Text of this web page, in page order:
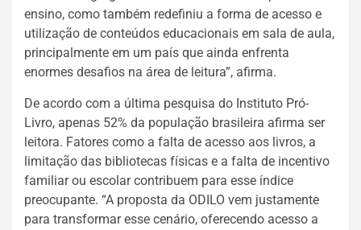
ensino, como também redefiniu a forma de acesso e
utilização de conteúdos educacionais em sala de aula,
principalmente em um país que ainda enfrenta
enormes desafios na área de leitura”, afirma.
De acordo com a última pesquisa do Instituto Pró-
Livro, apenas 52% da população brasileira afirma ser
leitora. Fatores como a falta de acesso aos livros, a
limitação das bibliotecas físicas e a falta de incentivo
familiar ou escolar contribuem para esse índice
preocupante. “A proposta da ODILO vem justamente
para transformar esse cenário, oferecendo acesso a